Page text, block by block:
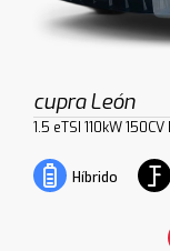
cupra León
1.5 eTSI 110kW 150CV
Híbrido